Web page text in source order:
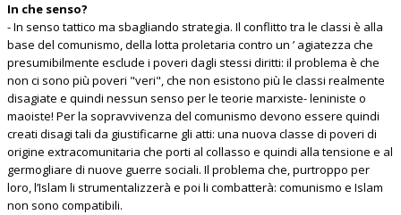
In che senso?
- In senso tattico ma sbagliando strategia. Il conflitto tra le classi è alla
base del comunismo, della lotta proletaria contro un ’ agiatezza che
presumibilmente esclude i poveri dagli stessi diritti: il problema è che
non ci sono più poveri "veri", che non esistono più le classi realmente
disagiate e quindi nessun senso per le teorie marxiste- leniniste o
maoiste! Per la sopravvivenza del comunismo devono essere quindi
creati disagi tali da giustificarne gli atti: una nuova classe di poveri di
origine extracomunitaria che porti al collasso e quindi alla tensione e al
germogliare di nuove guerre sociali. Il problema che, purtroppo per
loro, l’Islam li strumentalizzerà e poi li combatterà: comunismo e Islam
non sono compatibili.